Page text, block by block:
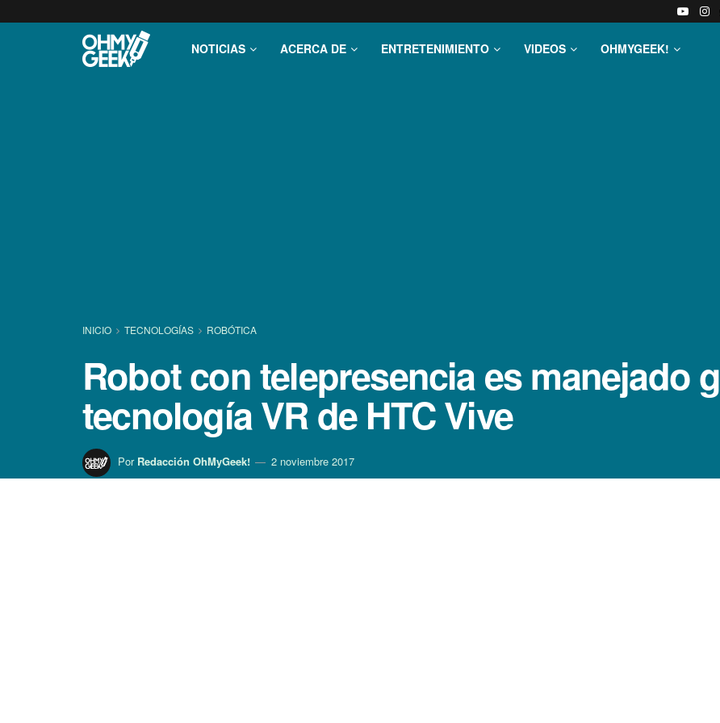
NOTICIAS ACERCA DE ENTRETENIMIENTO VIDEOS OHMYGEEK!
INICIO TECNOLOGÍ­AS ROBÓTICA
Robot con telepresencia es manejado
tecnologí­a VR de HTC Vive
Por Redacción OhMyGeek! 2 noviembre 2017